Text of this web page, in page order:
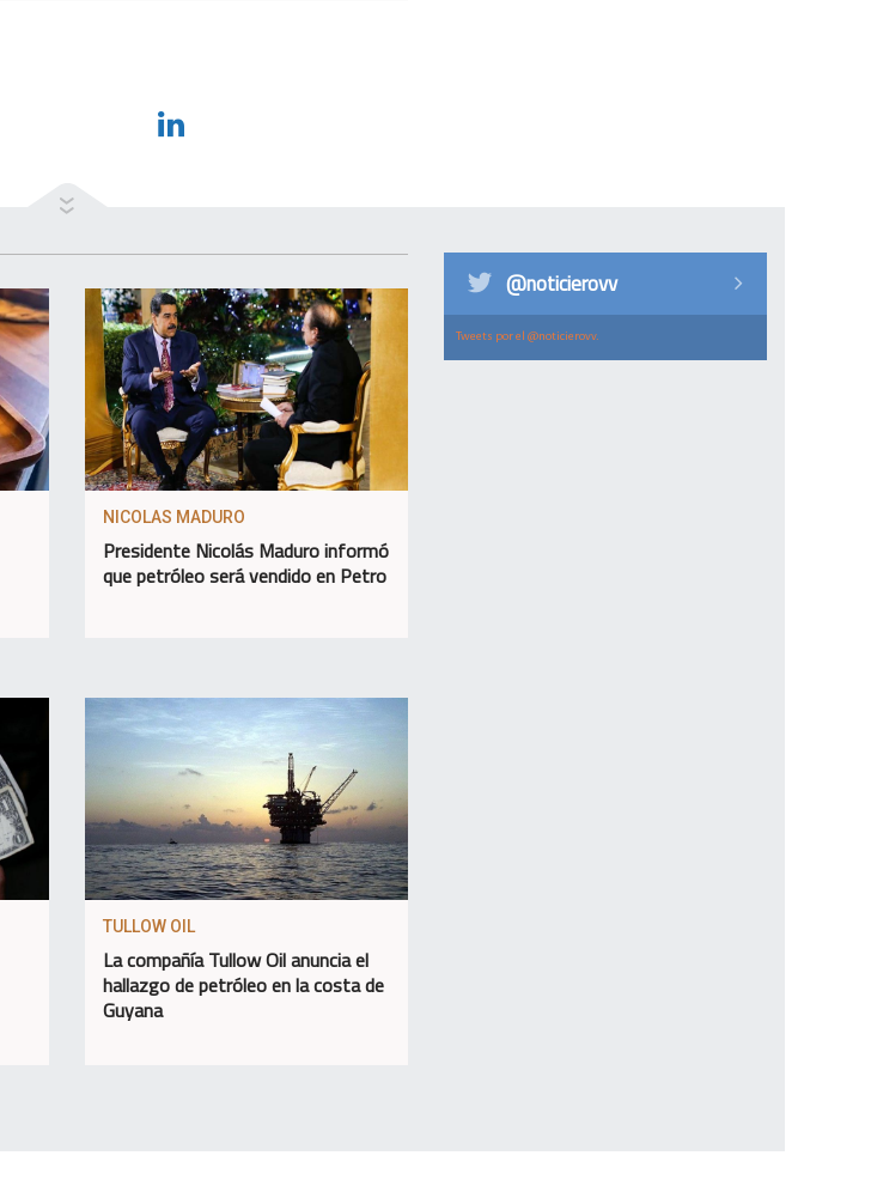
NICOLAS MADURO
Presidente Nicolás Maduro informó
que petróleo será vendido en Petro
TULLOW OIL
La compañía Tullow Oil anuncia el
hallazgo de petróleo en la costa de
Guyana
@noticierovv
Tweets por el @noticierovv.